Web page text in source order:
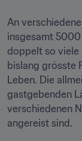
An
insgesamt
doppelt so viele
bislang grösste
Leben. Die
gastgebenden
verschiedenen
angereist sind.